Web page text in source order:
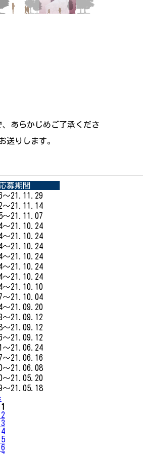
あらかじめご了承くださ
送りします。
募期間
～21.11.29
～21.11.14
～21.11.07
～21.10.24
～21.10.24
～21.10.24
～21.10.24
～21.10.24
～21.10.24
～21.10.10
～21.10.04
～21.09.20
～21.09.12
～21.09.12
～21.09.12
～21.06.24
～21.06.16
～21.06.08
～21.05.20
～21.05.18
Previous